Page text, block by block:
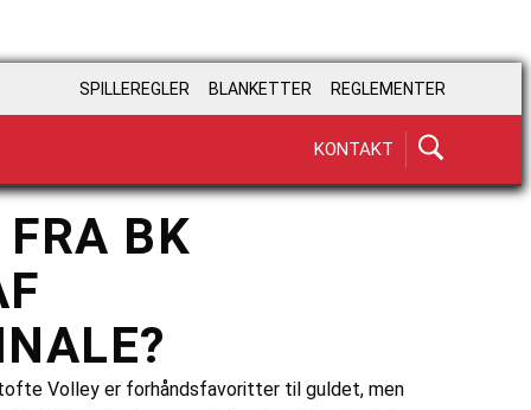
SPILLEREGLER BLANKETTER REGLEMENTER
KONTAKT
BK
Volley er forhåndsfavoritter til guldet, men